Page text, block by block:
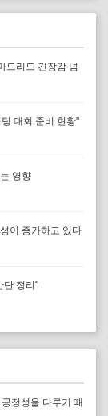
드리드 긴장감 넘
대회 준비 현황"
영향
이 증가하고 있다
단 정리"
정성을 다루기 때